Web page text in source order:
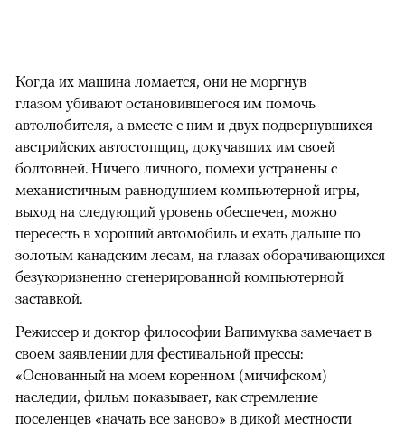
Когда их машина ломается, они не моргнув
глазом убивают остановившегося им помочь
автолюбителя, а вместе с ним и двух подвернувшихся
австрийских автостопщиц, докучавших им своей
болтовней. Ничего личного, помехи устранены с
механистичным равнодушием компьютерной игры,
выход на следующий уровень обеспечен, можно
пересесть в хороший автомобиль и ехать дальше по
золотым канадским лесам, на глазах оборачивающихся
безукоризненно сгенерированной компьютерной
заставкой.
Режиссер и доктор философии Вапимуква замечает в
своем заявлении для фестивальной прессы:
«Основанный на моем коренном (мичифском)
наследии, фильм показывает, как стремление
поселенцев «начать все заново» в дикой местности